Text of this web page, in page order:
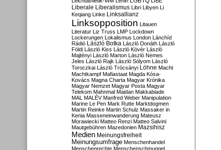
Liberale Liberalismus Libri Libyen Li
Keqiang Linke Linksallianz
Linksopposition Litauen
Literatur Liz Truss LMP Lockdown
Lockerungen Lokalismus London Lánchíd
Rádió
László Botka László Donáth László
Földi László Kiss László Kövér László
Majtényi László Marton László Nemes
Jeles László Rajk László Sólyom László
Toroczkai László Trócsányi Löhne Macht
Machtkampf Mafiastaat Magda Kósa-
Kovács Magna Charta Magyar Krónika
Magyar Nemzet Magyar Posta Magyar
Telekom Mahnmal Maidan Makkabiade
MAL MALÉV Manfred Weber Manipulation
Marine Le Pen Mark Rutte Marktdogmen
Martin Reinke Martin Schulz Massaker in
Kenia Masseneinwanderung Mateusz
Morawiecki Matteo Renzi Matteo Salvini
Mautgebühren Mazedonien Mazsihisz
Medien Meinungsfreiheit
Meinungsumfrage Menschenhandel
Menschenrechte Menschenschmuggel